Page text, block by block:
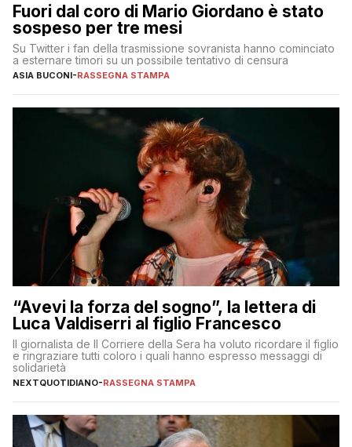
Fuori dal coro di Mario Giordano è stato
sospeso per tre mesi
Su Twitter i fan della trasmissione sovranista hanno cominciato
a esternare timori su un possibile tentativo di censura
ASIA BUCONI-RASSEGNA STAMPA
“Avevi la forza del sogno”, la lettera di
Luca Valdiserri al figlio Francesco
Il giornalista de Il Corriere della Sera ha voluto ricordare il figlio
e ringraziare tutti coloro i quali hanno espresso messaggi di
solidarietà
NEXTQUOTIDIANO-RASSEGNA STAMPA